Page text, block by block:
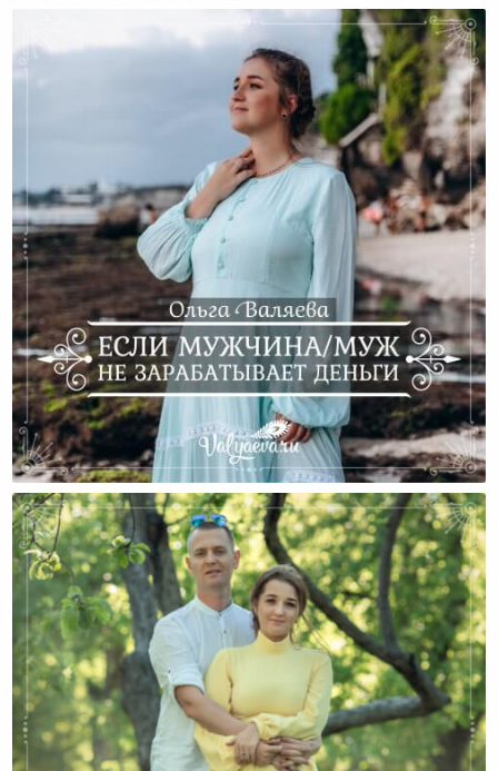
Если Мужчина/муж Не Зарабатывает Деньги